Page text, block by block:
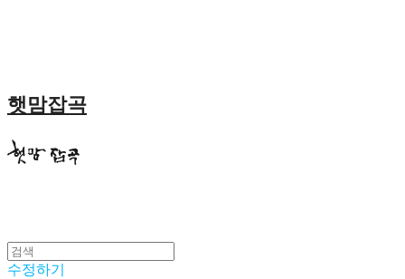
햇맘잡곡
수정하기